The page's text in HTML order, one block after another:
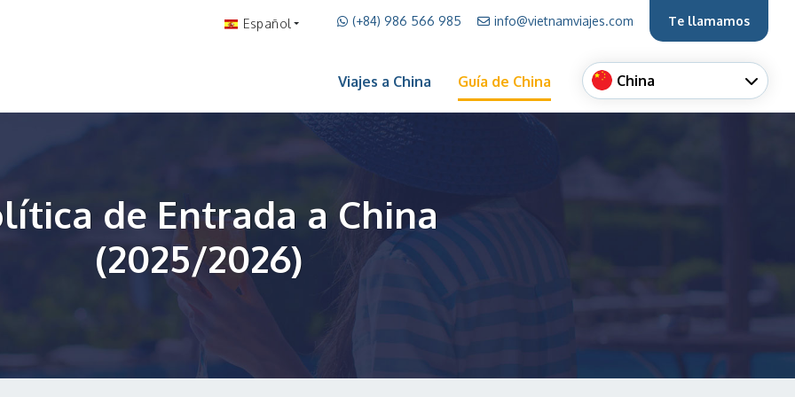
Español (+84) 986 566 985 info@vietnamviajes.com Te llamamos
Viajes a China Guía de China China
de Entrada a China
(2025/2026)